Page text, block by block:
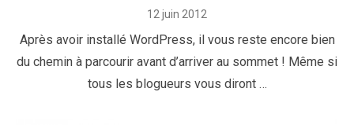
Posted
12 juin 2012
Après avoir installé WordPress, il vous reste encore bien
du chemin à parcourir avant d’arriver au sommet ! Même si
tous les blogueurs vous diront …